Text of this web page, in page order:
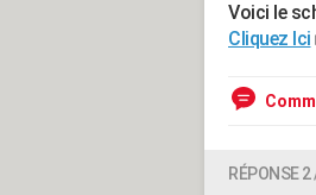
Voici le
Cliquez Ici
RÉPONSE